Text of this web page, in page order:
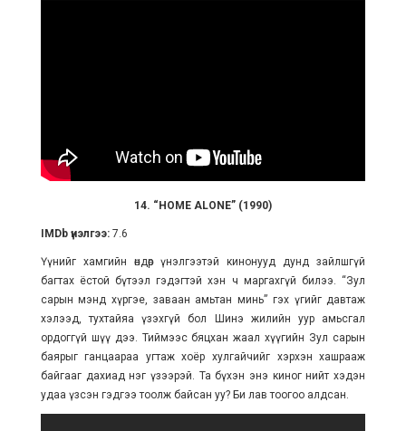
14. “HOME ALONE” (1990)
IMDb үнэлгээ:7.6
Үүнийг хамгийн өндөр үнэлгээтэй кинонууд дунд зайлшгүй
багтах ёстой бүтээл гэдэгтэй хэн ч маргахгүй билээ. “Зул
сарын мэнд хүргэе, заваан амьтан минь” гэх үгийг давтаж
хэлээд, тухтайяа үзэхгүй бол Шинэ жилийн уур амьсгал
ордоггүй шүү дээ. Тиймээс бяцхан жаал хүүгийн Зул сарын
баярыг ганцаараа угтаж хоёр хулгайчийг хэрхэн хашрааж
байгааг дахиад нэг үзээрэй. Та бүхэн энэ киног нийт хэдэн
удаа үзсэн гэдгээ тоолж байсан уу? Би лав тоогоо алдсан.